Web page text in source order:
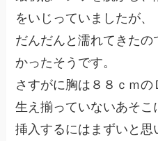
をいじっていましたが、
だんだんと濡れてきた
かったそうです。
さすがに胸は８８ｃｍ
生え揃っていないあそこ
挿入するにはまずいと